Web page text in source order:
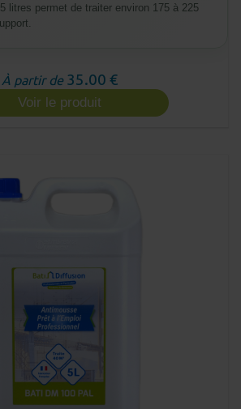
litres permet de traiter environ 175 à 225
À partir de 35.00 €
Voir le produit